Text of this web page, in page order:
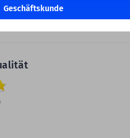
GeschäftskundeZu den Produkten